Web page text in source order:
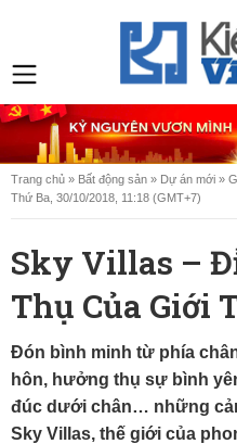
Trang chủ » Bất động sản » Dự án mới »
Thứ Ba, 30/10/2018, 11:18 (GMT+7)
Sky Villas –
Thụ Của Giới
Đón bình minh từ phía
hôn, hưởng thụ sự bình
đúc dưới chân… những
Sky Villas, thế giới của